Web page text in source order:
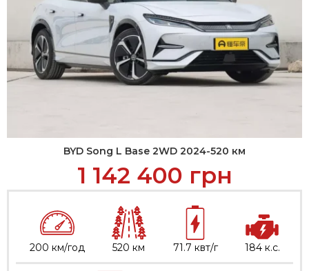
BYD Song L Base 2WD 2024-520 км
1 142 400 грн
200 км/год 520 км 71.7 квт/г 184 к.с.